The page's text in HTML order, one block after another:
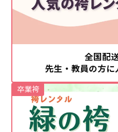
全国配
先生・教員の方
卒業袴